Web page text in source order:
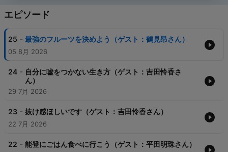
▼jingle：MON/KU https://x.com/moon91756955
▼produce：TANAMAX STUDIO
https://instagram.com/tanamaxstudio/
▼おたよりはこちらから https://forms.gle/QF
エピソード
25 - 最強のフルーツを決めよう（ゲスト：鶴見昂さん）
05 8月 2026
24 - 自分に嘘をつかない生き方（ゲスト：吉田怜香さ
ん）
29 7月 2026
23 - 抜け感ほしいです（ゲスト：吉田怜香さん）
22 7月 2026
22 - 能登にごはん食べに行こう（ゲスト：平田明珠さん）